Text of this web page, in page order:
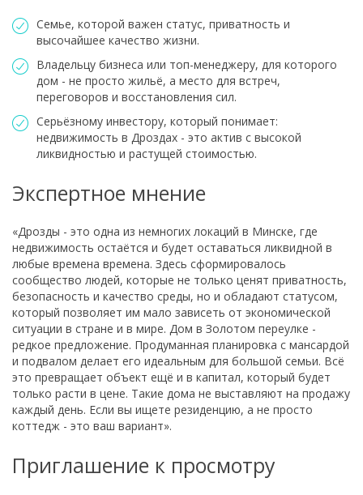
Семье, которой важен статус, приватность и
высочайшее качество жизни.
Владельцу бизнеса или топ-менеджеру, для которого
дом - не просто жильё, а место для встреч,
переговоров и восстановления сил.
Серьёзному инвестору, который понимает:
недвижимость в Дроздах - это актив с высокой
ликвидностью и растущей стоимостью.
Экспертное мнение
«Дрозды - это одна из немногих локаций в Минске, где
недвижимость остаётся и будет оставаться ликвидной в
любые времена времена. Здесь сформировалось
сообщество людей, которые не только ценят приватность,
безопасность и качество среды, но и обладают статусом,
который позволяет им мало зависеть от экономической
ситуации в стране и в мире. Дом в Золотом переулке -
редкое предложение. Продуманная планировка с мансардой
и подвалом делает его идеальным для большой семьи. Всё
это превращает объект ещё и в капитал, который будет
только расти в цене. Такие дома не выставляют на продажу
каждый день. Если вы ищете резиденцию, а не просто
коттедж - это ваш вариант».
Приглашение к просмотру